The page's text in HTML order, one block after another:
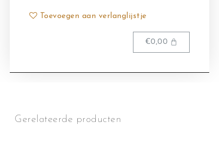
Toevoegen aan verlanglijstje
€0,00
Gerelateerde producten